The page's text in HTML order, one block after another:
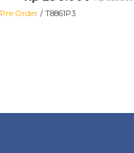
Pre Order / T8861P3